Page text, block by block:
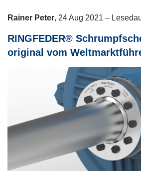
Rainer Peter, 24 Aug 2021 –
RINGFEDER®
original vom